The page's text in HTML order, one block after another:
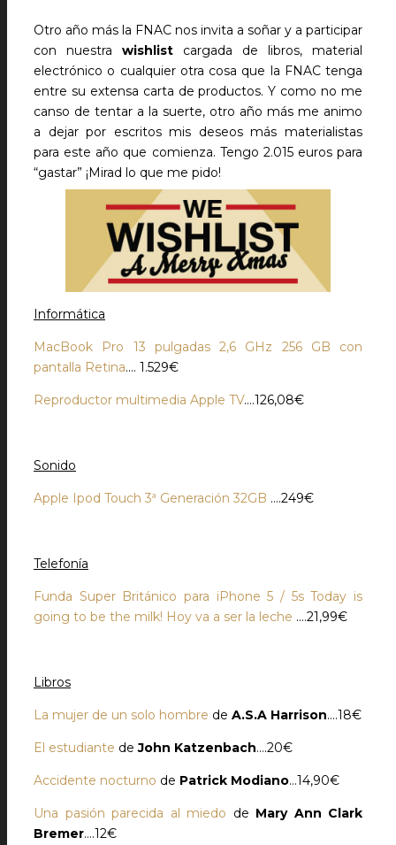
Otro año más la FNAC nos invita a soñar y a participar
con nuestra wishlist cargada de libros, material
electrónico o cualquier otra cosa que la FNAC tenga
entre su extensa carta de productos. Y como no me
canso de tentar a la suerte, otro año más me animo
a dejar por escritos mis deseos más materialistas
para este año que comienza. Tengo 2.015 euros para
“gastar” ¡Mirad lo que me pido!
Informática
MacBook Pro 13 pulgadas 2,6 GHz 256 GB con
pantalla Retina…. 1.529€
Reproductor multimedia Apple TV….126,08€
Sonido
Apple Ipod Touch 3ª Generación 32GB ….249€
Telefonía
Funda Super Británico para iPhone 5 / 5s Today is
going to be the milk! Hoy va a ser la leche ….21,99€
Libros
La mujer de un solo hombre de A.S.A Harrison….18€
El estudiante deJohn Katzenbach….20€
Accidente nocturno de Patrick Modiano…14,90€
Una pasión parecida al miedo de Mary Ann Clark
Bremer….12€